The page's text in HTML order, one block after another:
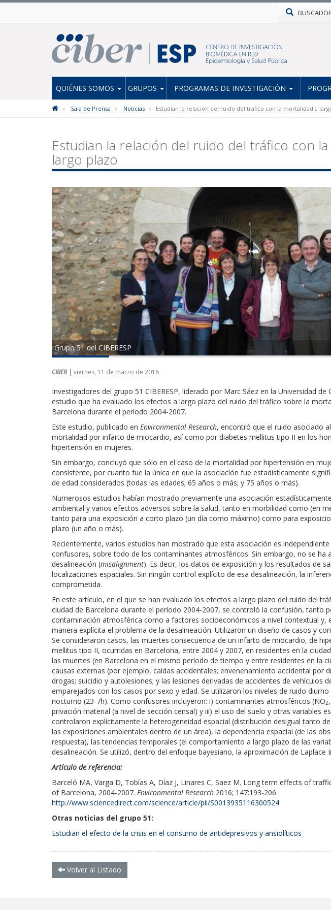
QUIÉNES SOMOS GRUPOS PROGRAMAS DE INVESTIGACIÓN
Sala de Prensa Noticias Estudian la relación del ruido del tráfico con la mortalidad a
Estudian la relación del ruido del tráfico con
largo plazo
Grupo 51 del CIBERESP
CIBER | viernes, 11 de marzo de 2016
Investigadores del grupo 51 CIBERESP, liderado por Marc Sáez en la Universidad
estudio que ha evaluado los efectos a largo plazo del ruido del tráfico sobre la
Barcelona durante el período 2004-2007.
Este estudio, publicado en Environmental Research, encontró que el ruido asociado
mortalidad por infarto de miocardio, así como por diabetes mellitus tipo II en los
hipertensión en mujeres.
Sin embargo, concluyó que sólo en el caso de la mortalidad por hipertensión en
consistente, por cuanto fue la única en que la asociación fue estadísticamente
de edad considerados (todas las edades; 65 años o más; y 75 años o más).
Numerosos estudios habían mostrado previamente una asociación
ambiental y varios efectos adversos sobre la salud, tanto en morbilidad como (en
tanto para una exposición a corto plazo (un día como máximo) como para
plazo (un año o más).
Recientemente, varios estudios han mostrado que esta asociación es
confusores, sobre todo de los contaminantes atmosféricos. Sin embargo, no se ha
desalineación (misalignment). Es decir, los datos de exposición y los resultados de
localizaciones espaciales. Sin ningún control explícito de esa desalineación, la
comprometida.
En este artículo, en el que se han evaluado los efectos a largo plazo del ruido del
ciudad de Barcelona durante el período 2004-2007, se controló la confusión, tanto
contaminación atmosférica como a factores socioeconómicos a nivel contextual y,
manera explícita el problema de la desalineación. Utilizaron un diseño de casos y
Se consideraron casos, las muertes consecuencia de un infarto de miocardio, de
mellitus tipo II, ocurridas en Barcelona, entre 2004 y 2007, en residentes en la
las muertes (en Barcelona en el mismo período de tiempo y entre residentes en la
causas externas (por ejemplo, caídas accidentales; envenenamiento accidental por
drogas; suicidio y autolesiones; y las lesiones derivadas de accidentes de vehículos
emparejados con los casos por sexo y edad. Se utilizaron los niveles de ruido
nocturno (23-7h). Como confusores incluyeron: i) contaminantes atmosféricos (NO2
privación material (a nivel de sección censal) y iii) el uso del suelo y otras variables
controlaron explícitamente la heterogeneidad espacial (distribución desigual tanto
las exposiciones ambientales dentro de un área), la dependencia espacial (de las
respuesta), las tendencias temporales (el comportamiento a largo plazo de las
desalineación. Se utilizó, dentro del enfoque bayesiano, la aproximación de Laplace
Artículo de referencia:
Barceló MA, Varga D, Tobías A, Díaz J, Linares C, Saez M. Long term effects of
of Barcelona, 2004-2007. Environmental Research 2016; 147:193-206.
http://www.sciencedirect.com/science/article/pii/S0013935116300524
Otras noticias del grupo 51:
Estudian el efecto de la crisis en el consumo de antidepresivos y ansiolíticos
Volver al Listado